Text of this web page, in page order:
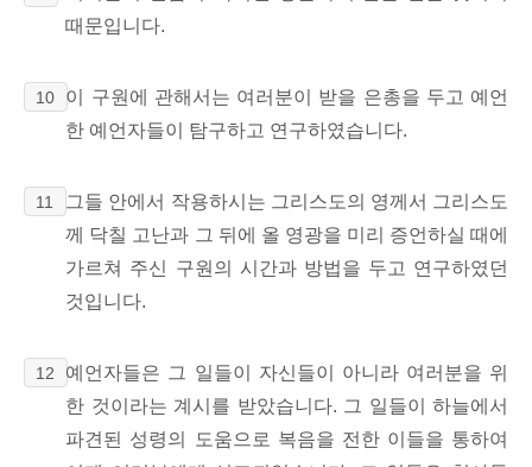
때문입니다.
10
이 구원에 관해서는 여러분이 받을 은총을 두고 예언
한 예언자들이 탐구하고 연구하였습니다.
11
그들 안에서 작용하시는 그리스도의 영께서 그리스도
께 닥칠 고난과 그 뒤에 올 영광을 미리 증언하실 때에
가르쳐 주신 구원의 시간과 방법을 두고 연구하였던
것입니다.
12
예언자들은 그 일들이 자신들이 아니라 여러분을 위
한 것이라는 계시를 받았습니다. 그 일들이 하늘에서
파견된 성령의 도움으로 복음을 전한 이들을 통하여